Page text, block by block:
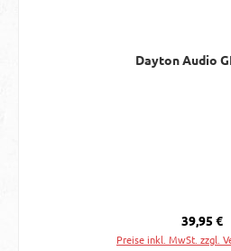
Dayton Audio
39,95 €
Preise inkl. MwSt. zzgl.